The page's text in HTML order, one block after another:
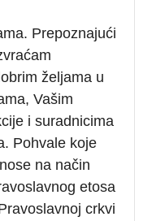
Prepoznajući
željama u
Vašim
i suradnicima
Pohvale koje
na način
etosa
crkvi